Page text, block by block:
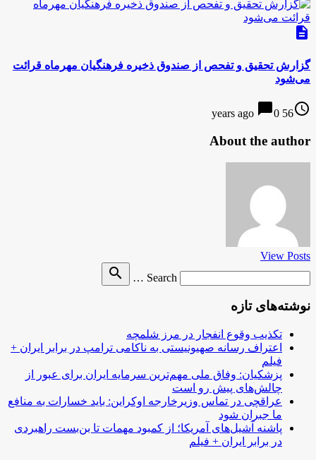
description
گزارش تحقیق و تفحص از صندوق ذخیره فرهنگیان مهرماه قرائت
می‌شود
access_time
56 years ago
chat_bubble0
About the author
View Posts
Search …
search
نوشته‌های تازه
تکذیب وقوع انفجار در مرز شلمچه
اعتراف رسانه صهیونیستی به ناکامی ترامپ در برابر ایران +
فیلم
پزشکیان: وفاق ملی مهم‌ترین سرمایه ایران برای عبور از
چالش‌های پیش رو است
عراقچی در تماس وزیرخارجه اوکراین: باید خسارات به منافع
ما جبران شود
پاشنه آشیل‌های آمریکا؛ از کمبود مهمات تا بن‌بست راهبردی
در برابر ایران + فیلم